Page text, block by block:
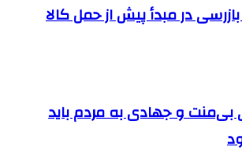
در مبدأ پیش از حمل کالا
و جهادی به مردم باید